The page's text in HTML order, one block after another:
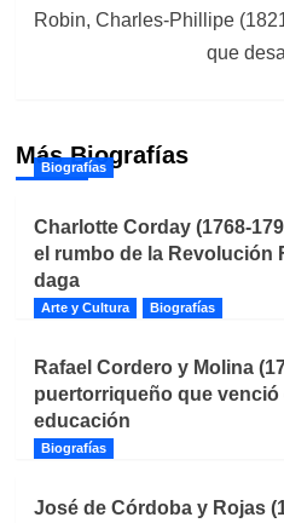
Robin, Charles-Phillipe
que
Más Biografías
Biografías
Charlotte Corday (1768-
el rumbo de la Revolución
daga
Arte y Cultura Biografías
Rafael Cordero y Molina
puertorriqueño que venció
educación
Biografías
José de Córdoba y Rojas